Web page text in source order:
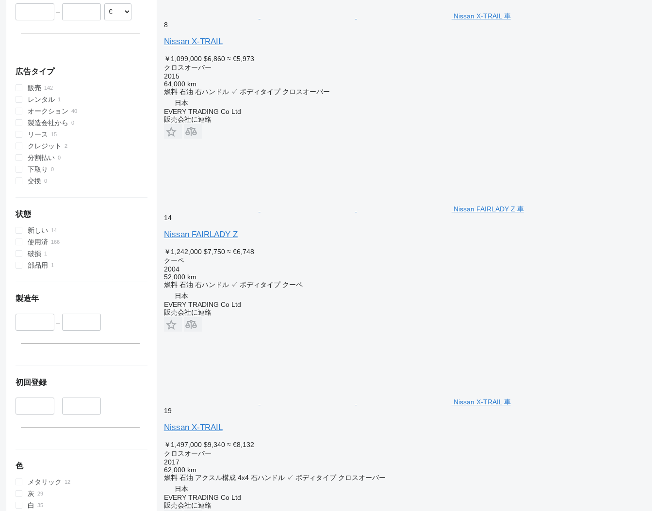
–
広告タイプ
販売
レンタル
オークション
製造会社から
リース
クレジット
分割払い
下取り
交換
状態
新しい
使用済
破損
部品用
製造年
–
初回登録
–
色
メタリック
灰
白
Nissan X-TRAIL 車
8
Nissan X-TRAIL
￥1,099,000 $6,860 ≈ €5,973
クロスオーバー
2015
64,000 km
燃料 石油 右ハンドル ✓ ボディタイプ クロスオーバー
日本
EVERY TRADING Co Ltd
販売会社に連絡
Nissan FAIRLADY Z 車
14
Nissan FAIRLADY Z
￥1,242,000 $7,750 ≈ €6,748
クーペ
2004
52,000 km
燃料 石油 右ハンドル ✓ ボディタイプ クーペ
日本
EVERY TRADING Co Ltd
販売会社に連絡
Nissan X-TRAIL 車
19
Nissan X-TRAIL
￥1,497,000 $9,340 ≈ €8,132
クロスオーバー
2017
62,000 km
燃料 石油 アクスル構成 4x4 右ハンドル ✓ ボディタイプ クロスオーバー
日本
EVERY TRADING Co Ltd
販売会社に連絡